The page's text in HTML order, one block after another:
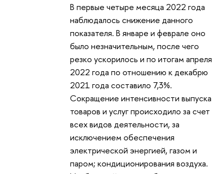
В первые четыре месяца 2022 года
наблюдалось снижение данного
показателя. В январе и феврале оно
было незначительным, после чего
резко ускорилось и по итогам апреля
2022 года по отношению к декабрю
2021 года составило 7,3%.
Сокращение интенсивности выпуска
товаров и услуг происходило за счет
всех видов деятельности, за
исключением обеспечения
электрической энергией, газом и
паром; кондиционирования воздуха.